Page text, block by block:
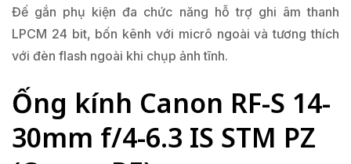
Đế gắn phụ kiện đa chức năng hỗ trợ ghi âm thanh
LPCM 24 bit, bốn kênh với micrô ngoài và tương thích
với đèn flash ngoài khi chụp ảnh tĩnh.
Ống kính Canon RF-S 14-
30mm f/4-6.3 IS STM PZ